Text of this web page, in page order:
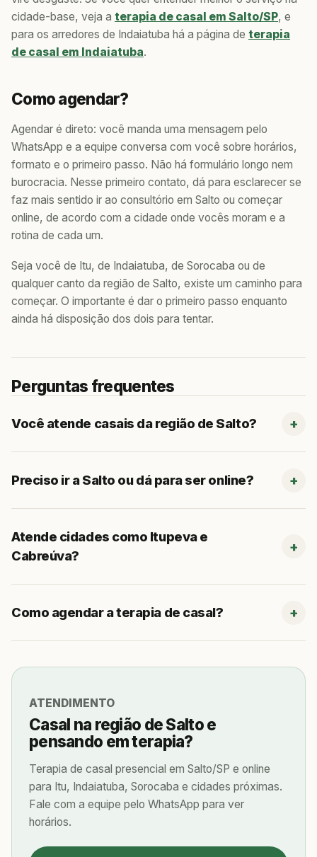
cidade-base, veja a terapia de casal em Salto/SP, e
para os arredores de Indaiatuba há a página de terapia
de casal em Indaiatuba.
Como agendar?
Agendar é direto: você manda uma mensagem pelo
WhatsApp e a equipe conversa com você sobre horários,
formato e o primeiro passo. Não há formulário longo nem
burocracia. Nesse primeiro contato, dá para esclarecer se
faz mais sentido ir ao consultório em Salto ou começar
online, de acordo com a cidade onde vocês moram e a
rotina de cada um.
Seja você de Itu, de Indaiatuba, de Sorocaba ou de
qualquer canto da região de Salto, existe um caminho para
começar. O importante é dar o primeiro passo enquanto
ainda há disposição dos dois para tentar.
Perguntas frequentes
Você atende casais da região de Salto?
Preciso ir a Salto ou dá para ser online?
Atende cidades como Itupeva e
Cabreúva?
Como agendar a terapia de casal?
ATENDIMENTO
Casal na região de Salto e
pensando em terapia?
Terapia de casal presencial em Salto/SP e online
para Itu, Indaiatuba, Sorocaba e cidades próximas.
Fale com a equipe pelo WhatsApp para ver
horários.